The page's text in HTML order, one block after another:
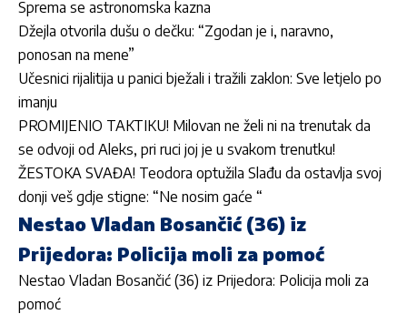
Sprema se astronomska kazna
Džejla otvorila dušu o dečku: “Zgodan je i, naravno,
ponosan na mene”
Učesnici rijalitija u panici bježali i tražili zaklon: Sve letjelo po
imanju
PROMIJENIO TAKTIKU! Milovan ne želi ni na trenutak da
se odvoji od Aleks, pri ruci joj je u svakom trenutku!
ŽESTOKA SVAĐA! Teodora optužila Slađu da ostavlja svoj
donji veš gdje stigne: “Ne nosim gaće “
Nestao Vladan Bosančić (36) iz
Prijedora: Policija moli za pomoć
Nestao Vladan Bosančić (36) iz Prijedora: Policija moli za
pomoć